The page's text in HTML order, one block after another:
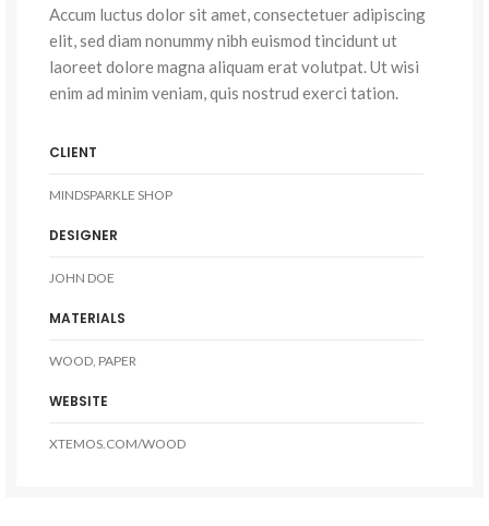
Accum luctus dolor sit amet, consectetuer adipiscing
elit, sed diam nonummy nibh euismod tincidunt ut
laoreet dolore magna aliquam erat volutpat. Ut wisi
enim ad minim veniam, quis nostrud exerci tation.
CLIENT
MINDSPARKLE SHOP
DESIGNER
JOHN DOE
MATERIALS
WOOD, PAPER
WEBSITE
XTEMOS.COM/WOOD